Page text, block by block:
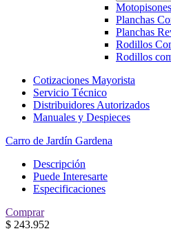
Motopisones
Planchas
Planchas
Rodillos
Rodillos
Cotizaciones Mayorista
Servicio Técnico
Distribuidores Autorizados
Manuales y Despieces
Carro de Jardín Gardena
Descripción
Puede Interesarte
Especificaciones
Comprar
$ 243.952